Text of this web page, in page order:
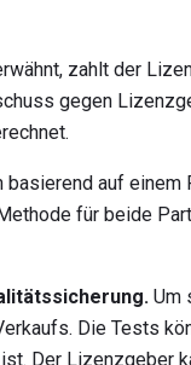
zahlt der
gegen
basierend auf
für beide
Um
Die Tests
Der Lizenzgeber